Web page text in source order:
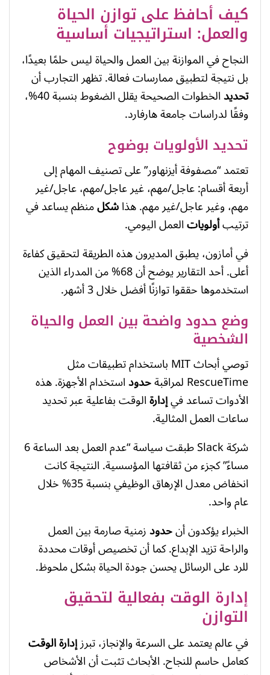
كيف أحافظ على توازن الحياة
والعمل: استراتيجيات أساسية
النجاح في الموازنة بين العمل والحياة ليس حلمًا بعيدًا،
بل نتيجة لتطبيق ممارسات فعالة. تظهر التجارب أن
تحديد الخطوات الصحيحة يقلل الضغوط بنسبة 40%،
وفقًا لدراسات جامعة هارفارد.
تحديد الأولويات بوضوح
تعتمد “مصفوفة أيزنهاور” على تصنيف المهام إلى
أربعة أقسام: عاجل/مهم، غير عاجل/مهم، عاجل/غير
مهم، وغير عاجل/غير مهم. هذاشكلمنظم يساعد في
ترتيبأولوياتالعمل اليومي.
في أمازون، يطبق المديرون هذه الطريقة لتحقيق كفاءة
أعلى. أحد التقارير يوضح أن 68% من المدراء الذين
استخدموها حققوا توازنًا أفضل خلال 3 أشهر.
وضع حدود واضحة بين العمل والحياة
الشخصية
توصي أبحاث MIT باستخدام تطبيقات مثل
RescueTime لمراقبة حدوداستخدام الأجهزة. هذه
الأدوات تساعد فيإدارةالوقت بفاعلية عبر تحديد
ساعات العمل المثالية.
شركة Slack طبقت سياسة “عدم العمل بعد الساعة 6
مساءً” كجزء من ثقافتها المؤسسية. النتيجة كانت
انخفاض معدل الإرهاق الوظيفي بنسبة 35% خلال
عام واحد.
الخبراء يؤكدون أنحدودزمنية صارمة بين العمل
والراحة تزيد الإبداع. كما أن تخصيص أوقات محددة
للرد على الرسائل يحسن جودة الحياة بشكل ملحوظ.
إدارة الوقت بفعالية لتحقيق
التوازن
في عالم يعتمد على السرعة والإنجاز، تبرزإدارة الوقت
كعامل حاسم للنجاح. الأبحاث تثبت أن الأشخاص